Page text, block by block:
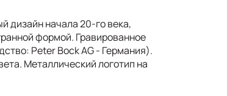
дизайн начала 20-го века,
формой. Гравированное
Peter Bock AG - Германия).
Металлический логотип на